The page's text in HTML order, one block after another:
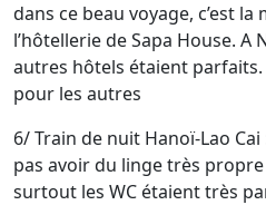
dans ce beau voyage, c’est
l’hôtellerie de Sapa House. A
autres hôtels étaient parfaits.
pour les autres
6/ Train de nuit Hanoï-Lao
pas avoir du linge très
surtout les WC étaient très